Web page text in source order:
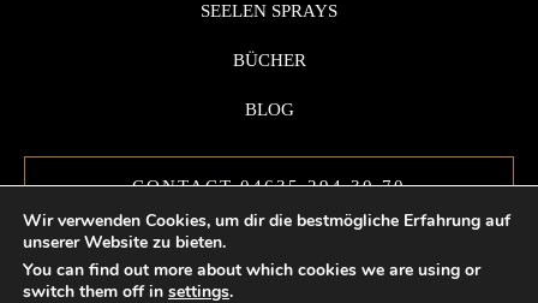
SEELEN SPRAYS
BÜCHER
BLOG
CONTACT 04635 294 30 70
Wir verwenden Cookies, um dir die bestmögliche Erfahrung auf
unserer Website zu bieten.
You can find out more about which cookies we are using or
switch them off in settings.